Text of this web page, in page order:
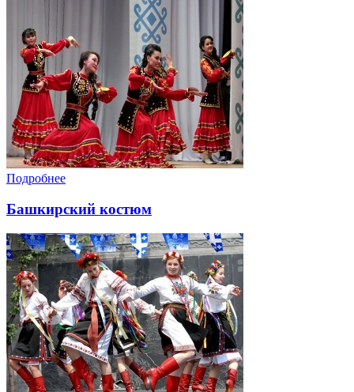
Подробнее
Башкирский костюм